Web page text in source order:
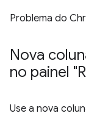
Problema do
Nova
no painel
Use a nova